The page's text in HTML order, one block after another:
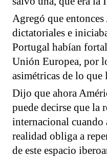
Agregó que
dictatoriales e
Portugal habían
Unión Europea, por
asimétricas de lo que
Dijo que ahora
puede decirse que la
internacional cuando
realidad obliga a
de este espacio